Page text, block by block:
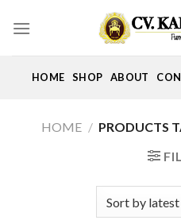
HOME SHOP ABOUT
HOME / PRODUCTS